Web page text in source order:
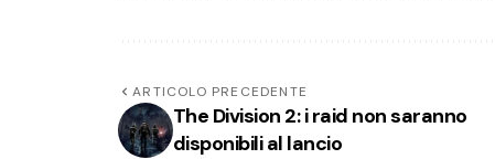
ARTICOLO PRECEDENTE
The Division 2: i raid non saranno
disponibili al lancio